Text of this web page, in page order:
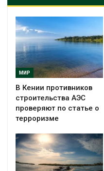
МИР
В Кении противников
строительства АЭС
проверяют по статье о
терроризме